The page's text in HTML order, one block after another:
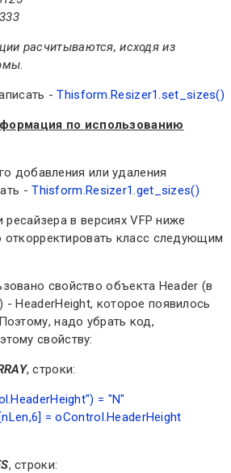
расчитываются, исходя из
-Thisform.Resizer1.set_sizes()
по использованию
добавления или удаления
-Thisform.Resizer1.get_sizes()
в версиях VFP ниже
класс следующим
свойство объекта Header (в
- HeaderHeight, которое появилось
надо убрать код,
свойству:
, строки:
= "N"
= oControl.HeaderHeight
, строки: